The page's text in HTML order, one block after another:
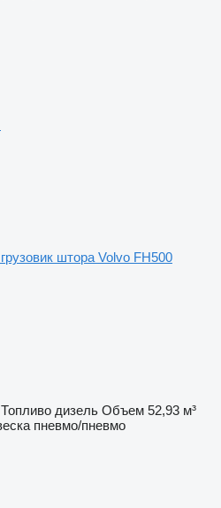
грузовик штора Volvo FH500
Топливо дизель Объем 52,93 м³
пневмо/пневмо